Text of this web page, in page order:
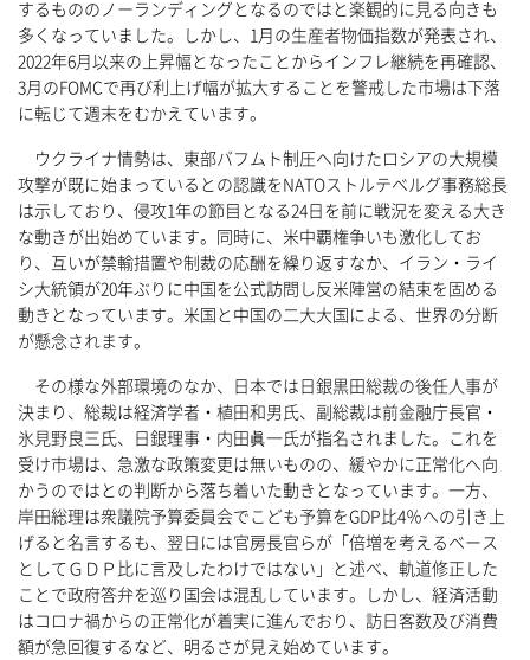
するもののノーランディングとなるのではと楽観的に見る向きも
多くなっていました。しかし、1月の生産者物価指数が発表され、
2022年6月以来の上昇幅となったことからインフレ継続を再確認、
3月のFOMCで再び利上げ幅が拡大することを警戒した市場は下落
に転じて週末をむかえています。
ウクライナ情勢は、東部バフムト制圧へ向けたロシアの大規模
攻撃が既に始まっているとの認識をNATOストルテベルグ事務総長
は示しており、侵攻1年の節目となる24日を前に戦況を変える大き
な動きが出始めています。同時に、米中覇権争いも激化してお
り、互いが禁輸措置や制裁の応酬を繰り返すなか、イラン・ライ
シ大統領が20年ぶりに中国を公式訪問し反米陣営の結束を固める
動きとなっています。米国と中国の二大大国による、世界の分断
が懸念されます。
その様な外部環境のなか、日本では日銀黒田総裁の後任人事が
決まり、総裁は経済学者・植田和男氏、副総裁は前金融庁長官・
氷見野良三氏、日銀理事・内田眞一氏が指名されました。これを
受け市場は、急激な政策変更は無いものの、緩やかに正常化へ向
かうのではとの判断から落ち着いた動きとなっています。一方、
岸田総理は衆議院予算委員会でこども予算をGDP比4％への引き上
げると名言するも、翌日には官房長官らが「倍増を考えるベース
としてＧＤＰ比に言及したわけではない」と述べ、軌道修正した
ことで政府答弁を巡り国会は混乱しています。しかし、経済活動
はコロナ禍からの正常化が着実に進んでおり、訪日客数及び消費
額が急回復するなど、明るさが見え始めています。